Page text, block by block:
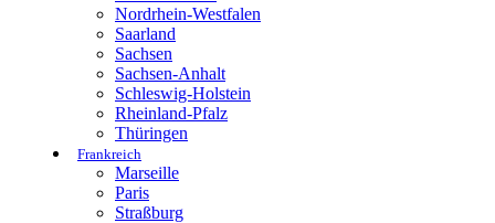
Nordrhein-Westfalen
Saarland
Sachsen
Sachsen-Anhalt
Schleswig-Holstein
Rheinland-Pfalz
Thüringen
Frankreich
Marseille
Paris
Straßburg